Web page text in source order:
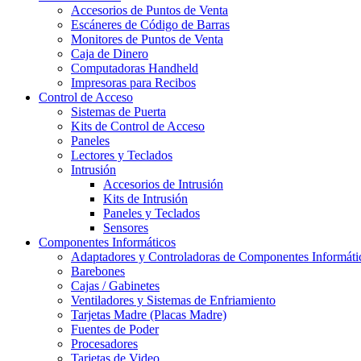
Accesorios de Puntos de Venta
Escáneres de Código de Barras
Monitores de Puntos de Venta
Caja de Dinero
Computadoras Handheld
Impresoras para Recibos
Control de Acceso
Sistemas de Puerta
Kits de Control de Acceso
Paneles
Lectores y Teclados
Intrusión
Accesorios de Intrusión
Kits de Intrusión
Paneles y Teclados
Sensores
Componentes Informáticos
Adaptadores y Controladoras de Componentes
Barebones
Cajas / Gabinetes
Ventiladores y Sistemas de Enfriamiento
Tarjetas Madre (Placas Madre)
Fuentes de Poder
Procesadores
Tarjetas de Video